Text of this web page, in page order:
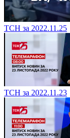
ТСН за 2022.11.25
ТСН за 2022.11.23